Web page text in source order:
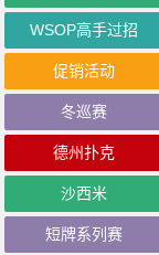
WSOP高手过招
促销活动
冬巡赛
德州扑克
沙西米
短牌系列赛